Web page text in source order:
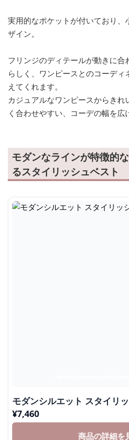
実用的なポケットが付いており、
ザイン。
フリンジのディテールが動きに合
らしく、ワンピースとのコーデ
えてくれます。
カジュアルなワンピースからき
く合わせやすい、コーデの幅を広
モダンなラインが特徴的
るスタイリッシュベスト
モダンシルエット スタイリ
¥7,460
商品の詳細を